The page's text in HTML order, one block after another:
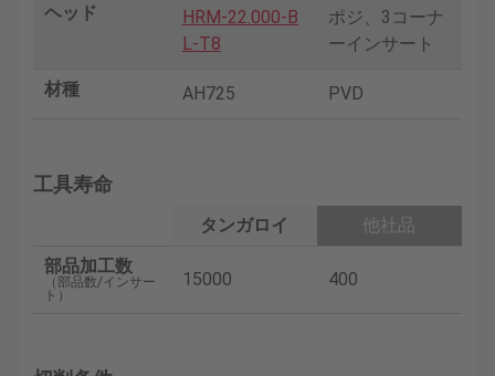
ヘッド
HRM-22.000-B
L-T8
ポジ、3コーナ
ーインサート
材種 AH725 PVD
工具寿命
タンガロイ
他社品
部品加工数
（部品数/インサー
ト）
15000 400